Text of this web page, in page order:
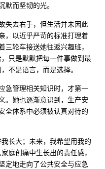
默而坚韧的光。
失去右手，但生活并未因此
，以近乎严苛的标准打理着
三轮车接送她往返兴趣班，
只是默默把每一件事做到最
不是语言，而是选择。
急管理相关知识时，才第一
。她也逐渐意识到，生产安
全体系中必须被认真对待的
长大；未来，我希望用我的
庭创痛中生长出的责任感，
定地走向了公共安全与应急